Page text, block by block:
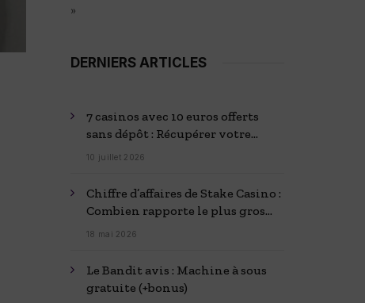
»
DERNIERS ARTICLES
7 casinos avec 10 euros offerts
sans dépôt : Récupérer votre
bonus
10 juillet 2026
Chiffre d’affaires de Stake Casino :
Combien rapporte le plus gros
casino du monde
18 mai 2026
Le Bandit avis : Machine à sous
gratuite (+bonus)